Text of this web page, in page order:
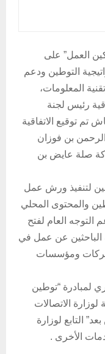
العمل” على
التوطين ودعم
المعلومات،
رئيس لجنة
تم توقيع الاتفاقية
بن فوزان
صلة عايض بن
لتنفيذ ورش عمل
والمحتوى المحلي
التوجه العام لفتح
الباحثين عن عمل في
شركات ومؤسسات
لمبادرة “توطين
لوزارة الاتصالات
التابع لوزارة
الأخرى .